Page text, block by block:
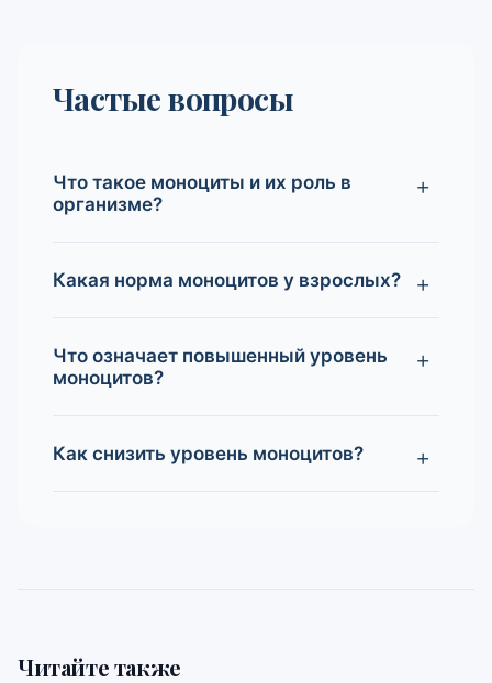
Частые вопросы
Что такое моноциты и их роль в
организме?
Какая норма моноцитов у взрослых?
Что означает повышенный уровень
моноцитов?
Как снизить уровень моноцитов?
Читайте также